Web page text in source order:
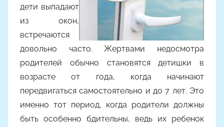
дети выпадают
из окон,
встречаются
довольно часто. Жертвами недосмотра
родителей обычно становятся детишки в
возрасте от года, когда начинают
передвигаться самостоятельно и до 7 лет. Это
именно тот период, когда родители должны
быть особенно бдительны, ведь их ребенок